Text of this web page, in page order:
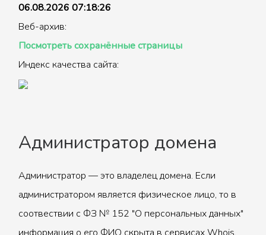
06.08.2026 07:18:26
Веб-архив:
Посмотреть сохранённые страницы
Индекс качества сайта:
Администратор домена
Администратор — это владелец домена. Если
администратором является физическое лицо, то в
соотвествии с ФЗ № 152 "О персональных данных"